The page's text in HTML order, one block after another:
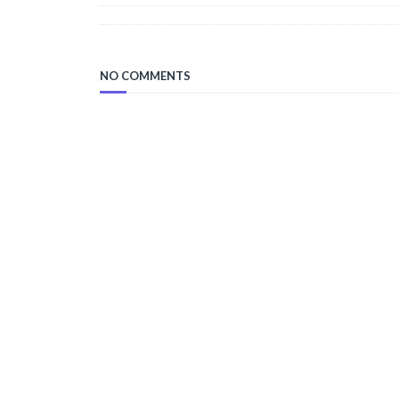
NO COMMENTS